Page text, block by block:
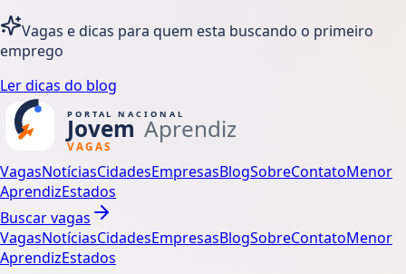
Vagas e dicas para quem esta buscando o primeiro
emprego
Ler dicas do blog
VagasNotíciasCidadesEmpresasBlogSobreContatoMenor
AprendizEstados
Buscar vagas
VagasNotíciasCidadesEmpresasBlogSobreContatoMenor
AprendizEstados